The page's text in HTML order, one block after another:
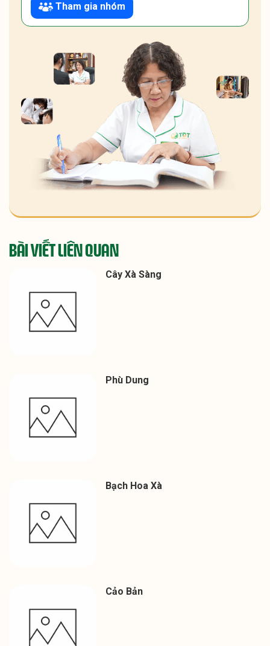
Tham gia nhóm
BÀI VIẾT LIÊN QUAN
Cây Xà Sàng
Phù Dung
Bạch Hoa Xà
Cảo Bản